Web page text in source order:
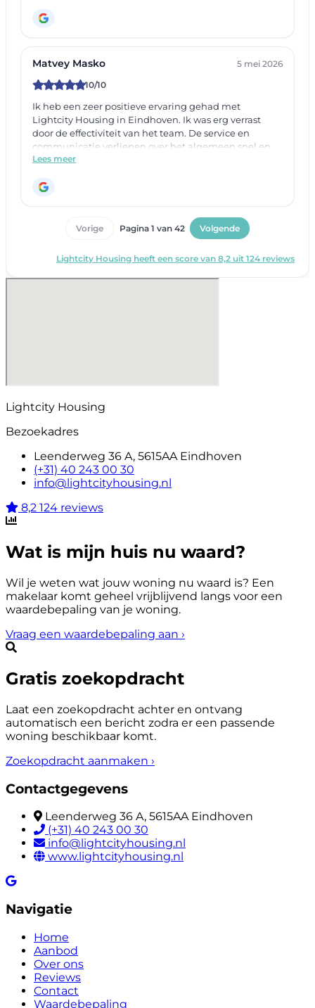
Lightcity Housing
Bezoekadres
Leenderweg 36 A, 5615AA Eindhoven
(+31) 40 243 00 30
info@lightcityhousing.nl
8,2 124 reviews
Wat is mijn huis nu waard?
Wil je weten wat jouw woning nu waard is? Een
makelaar komt geheel vrijblijvend langs voor een
waardebepaling van je woning.
Vraag een waardebepaling aan ›
Gratis zoekopdracht
Laat een zoekopdracht achter en ontvang
automatisch een bericht zodra er een passende
woning beschikbaar komt.
Zoekopdracht aanmaken ›
Contactgegevens
Leenderweg 36 A, 5615AA Eindhoven
(+31) 40 243 00 30
info@lightcityhousing.nl
www.lightcityhousing.nl
Navigatie
Home
Aanbod
Over ons
Reviews
Contact
Waardebepaling